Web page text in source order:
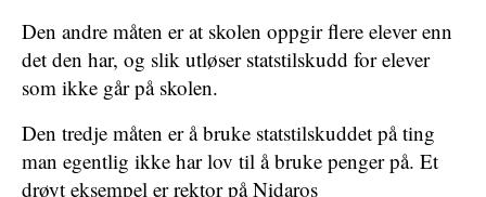
Den andre måten er at skolen oppgir flere elever enn
det den har, og slik utløser statstilskudd for elever
som ikke går på skolen.
Den tredje måten er å bruke statstilskuddet på ting
man egentlig ikke har lov til å bruke penger på. Et
drøyt eksempel er rektor på Nidaros